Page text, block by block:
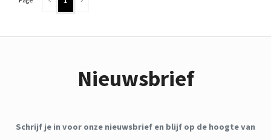
Nieuwsbrief
Schrijf je in voor onze nieuwsbrief en blijf op de hoogte van